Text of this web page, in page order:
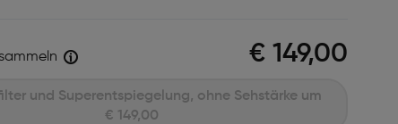
€ 149,00
€ 149,00